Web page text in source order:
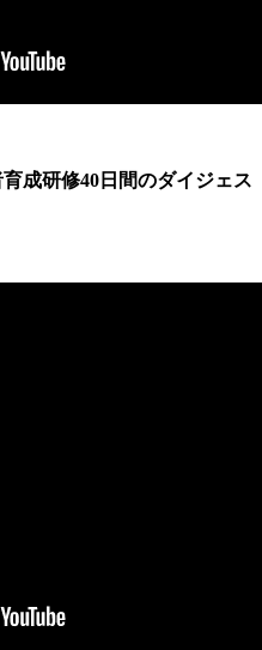
成研修40日間のダイジェス